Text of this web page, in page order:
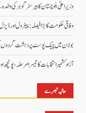
وزیر اعلیٰ بلوچستان کا بیرسٹر گوہر کی
وفاقی حکومت کا بڑا فیصلہ: پیٹرول اور
بولان میں چیک پوسٹ پر دہشت گردوں
آزاد کشمیر انتخابات کا تیسرا مرحلہ،
حالیہ تبصرے